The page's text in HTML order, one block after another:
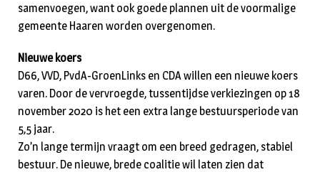
samenvoegen, want ook goede plannen uit de voormalige
gemeente Haaren worden overgenomen.
Nieuwe koers
D66, VVD, PvdA-GroenLinks en CDA willen een nieuwe koers
varen. Door de vervroegde, tussentijdse verkiezingen op 18
november 2020 is het een extra lange bestuursperiode van
5,5 jaar.
Zo’n lange termijn vraagt om een breed gedragen, stabiel
bestuur. De nieuwe, brede coalitie wil laten zien dat